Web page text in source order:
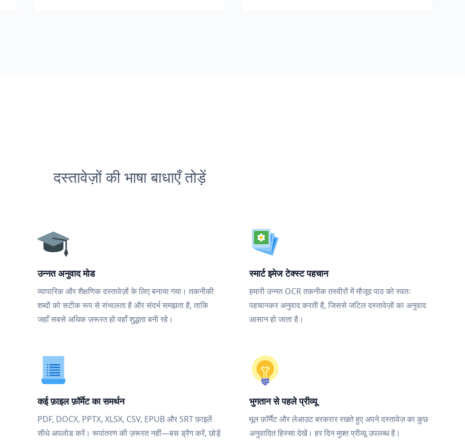
दस्तावेज़ों की भाषा बाधाएँ तोड़ें
उन्नत अनुवाद मोड
व्यापारिक और शैक्षणिक दस्तावेज़ों के लिए बनाया गया। तकनीकी
शब्दों को सटीक रूप से संभालता है और संदर्भ समझता है, ताकि
जहाँ सबसे अधिक ज़रूरत हो वहाँ शुद्धता बनी रहे।
स्मार्ट इमेज टेक्स्ट पहचान
हमारी उन्नत OCR तकनीक तस्वीरों में मौजूद पाठ को स्वतः
पहचानकर अनुवाद करती है, जिससे जटिल दस्तावेज़ों का अनुवाद
आसान हो जाता है।
कई फ़ाइल फ़ॉर्मेट का समर्थन
PDF, DOCX, PPTX, XLSX, CSV, EPUB और SRT फ़ाइलें
सीधे अपलोड करें। रूपांतरण की ज़रूरत नहीं—बस ड्रैग करें, छोड़ें
भुगतान से पहले प्रीव्यू
मूल फ़ॉर्मैट और लेआउट बरकरार रखते हुए अपने दस्तावेज़ का कुछ
अनुवादित हिस्सा देखें। हर दिन मुफ़्त प्रीव्यू उपलब्ध है।